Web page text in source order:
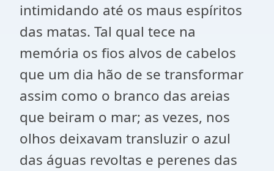
intimidando até os maus espíritos
das matas. Tal qual tece na
memória os fios alvos de cabelos
que um dia hão de se transformar
assim como o branco das areias
que beiram o mar; as vezes, nos
olhos deixavam transluzir o azul
das águas revoltas e perenes das